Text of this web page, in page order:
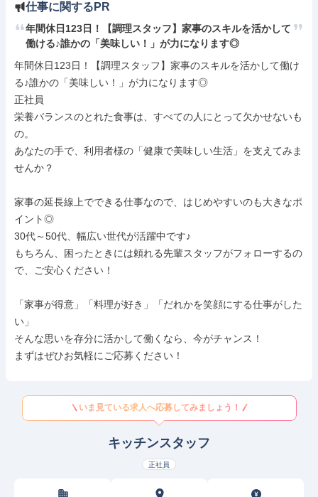
仕事に関するPR
年間休日123日！【調理スタッフ】家事のスキルを活かして
働ける♪誰かの「美味しい！」が力になります◎
年間休日123日！【調理スタッフ】家事のスキルを活かして働け
る♪誰かの「美味しい！」が力になります◎
正社員
栄養バランスのとれた食事は、すべての人にとって欠かせないも
の。
あなたの手で、利用者様の「健康で美味しい生活」を支えてみま
せんか？
家事の延長線上でできる仕事なので、はじめやすいのも大きなポ
イント◎
30代～50代、幅広い世代が活躍中です♪
もちろん、困ったときには頼れる先輩スタッフがフォローするの
で、ご安心ください！
「家事が得意」「料理が好き」「だれかを笑顔にする仕事がした
い」
そんな思いを存分に活かして働くなら、今がチャンス！
まずはぜひお気軽にご応募ください！
いま見ている求人へ応募してみましょう！
キッチンスタッフ
正社員